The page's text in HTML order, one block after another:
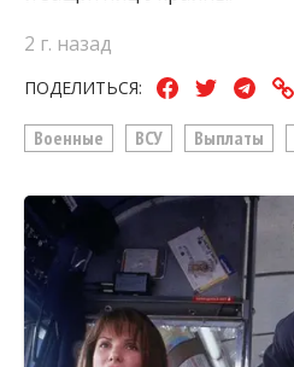
2 г. назад
ПОДЕЛИТЬСЯ:
Военные ВСУ Выплаты